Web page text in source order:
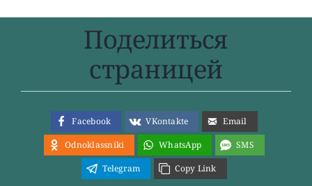
Поделиться
страницей
Facebook VKontakte
Email
Odnoklassniki
WhatsApp
SMS
Telegram
Copy Link